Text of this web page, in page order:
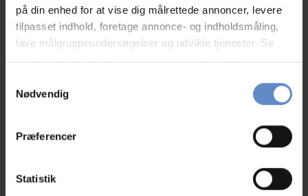
på din enhed for at vise dig målrettede annoncer, levere
tilpasset indhold, foretage annonce- og indholdsmåling,
lave målgruppeundersøgelser og udvikle tjenester. Se
mere information underindstillingerog i vores
tilbage eller ændre indstillinger fra vores
"Cookiedeklaration", eller ved at trykke på "Privacy
Indsamle præcise oplysninger om din placering,
Nødvendig
Præferencer
Statistik
Træningsophold
Address and contact info
Telephone +45 7582 5188
Email vejle@danhostel.dk